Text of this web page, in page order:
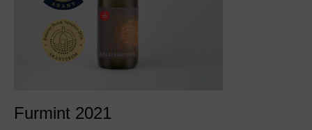
Furmint 2021